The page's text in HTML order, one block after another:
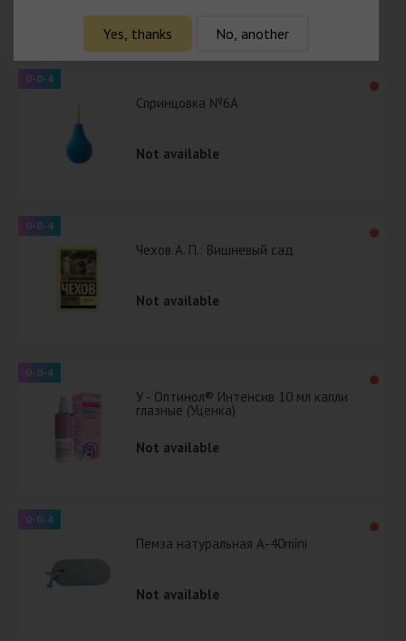
0-0-4
Спринцовка №6А
Not available
0-0-4
Чехов А. П.: Вишневый сад
Not available
0-0-4
У - Оптинол® Интенсив 10 мл капли
глазные (Уценка)
Not available
0-0-4
Пемза натуральная А-40mini
Not available
Yes, thanks No, another